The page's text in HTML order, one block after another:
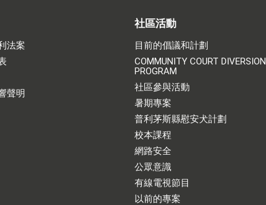
法案
聲明
社區活動
目前的倡議和計劃
COMMUNITY COURT DIVERSION
PROGRAM
社區參與活動
暑期專案
普利茅斯縣慰安犬計劃
校本課程
網路安全
公眾意識
有線電視節目
以前的專案